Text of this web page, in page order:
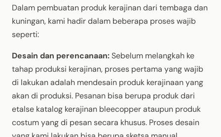
Dalam pembuatan produk kerajinan dari tembaga dan
kuningan, kami hadir dalam beberapa proses wajib
seperti:
Desain dan perencanaan:Sebelum melangkah ke
tahap produksi kerajinan, proses pertama yang wajib
di lakukan adalah mendesain produk kerajinaan yang
akan di produksi. Pesanan bisa berupa produk dari
etalse katalog kerajinan bleecopper ataupun produk
costum yang di pesan secara khusus. Proses desain